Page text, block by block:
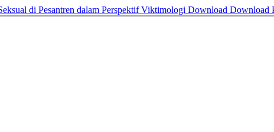
di Pesantren dalam Perspektif Viktimologi Download Download